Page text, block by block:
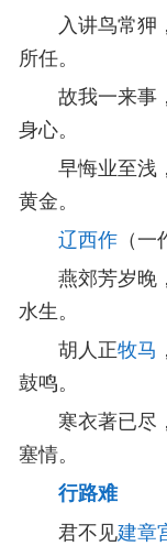
入讲鸟常
所任。
故我一来事
身心。
早悔业至浅
黄金。
辽西作 （
燕郊芳岁晚
水生。
胡人正牧马
鼓鸣。
寒衣著已尽
塞情。
行路难
君不见建章